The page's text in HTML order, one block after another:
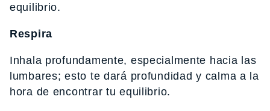
equilibrio.
Respira
Inhala profundamente, especialmente hacia las
lumbares; esto te dará profundidad y calma a la
hora de encontrar tu equilibrio.